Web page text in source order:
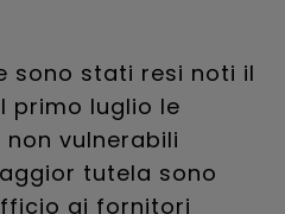
sono stati resi noti il
primo luglio le
vulnerabili
tutela sono
ai fornitori